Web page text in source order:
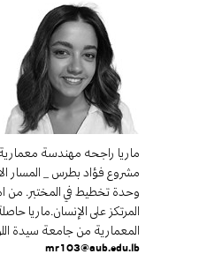
ماريا راجحه مهندسة
مشروع فؤاد بطرس _ المسار
وحدة تخطيط في المختبر. من
المرتكز على الإنسان.ماريا
المعمارية من جامعة سيدة
mr103@aub.edu.lb